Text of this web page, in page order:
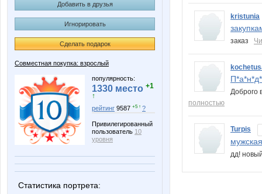
Добавить в друзья
Игнорировать
Сделать подарок
Совместная покупка: взрослый
популярность:
1330 место +1
↑
рейтинг 9587 +5 ↑ ?
Привилегированный
пользователь 10
уровня
Статистика портрета:
kristunia
заказ
Доброго
полностью
Turpis
дд!